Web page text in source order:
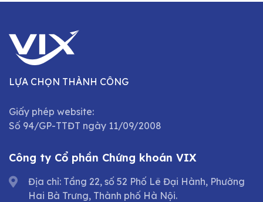
LỰA CHỌN THÀNH CÔNG
Giấy phép website:
Số 94/GP-TTĐT ngày 11/09/2008
Công ty Cổ phần Chứng khoán VIX
Địa chỉ: Tầng 22, số 52 Phố Lê Đại Hành, Phường
Hai Bà Trưng, Thành phố Hà Nội.